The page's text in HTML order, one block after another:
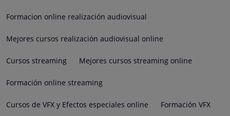
Formacion online realización audiovisual
Mejores cursos realización audiovisual online
Cursos streaming Mejores cursos streaming online
Formación online streaming
Cursos de VFX y Efectos especiales online Formación VFX